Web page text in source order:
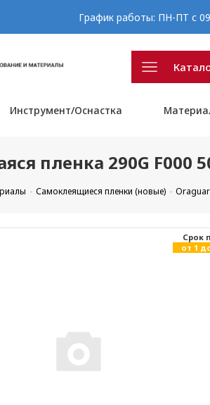
График работы: ПН-ПТ с
Инструмент/Оснастка
пленка 290G F000
Самоклеящиеся пленки (новые)
Cрок
от 1